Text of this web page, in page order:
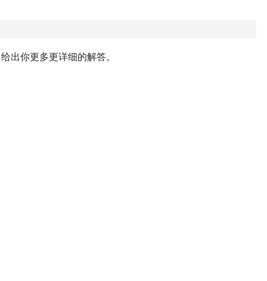
出你更多更详细的解答。